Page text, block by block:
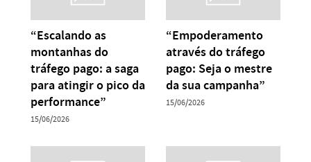
“Escalando as
montanhas do
tráfego pago: a saga
para atingir o pico da
performance”
15/06/2026
“Empoderamento
através do tráfego
pago: Seja o mestre
da sua campanha”
15/06/2026